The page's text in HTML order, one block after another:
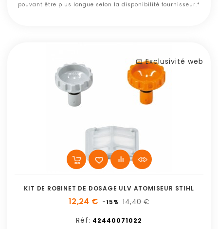
pouvant être plus longue selon la disponibilité fournisseur.*
Exclusivité web
KIT DE ROBINET DE DOSAGE ULV ATOMISEUR STIHL
12,24 € -15% 14,40 €
Réf: 42440071022